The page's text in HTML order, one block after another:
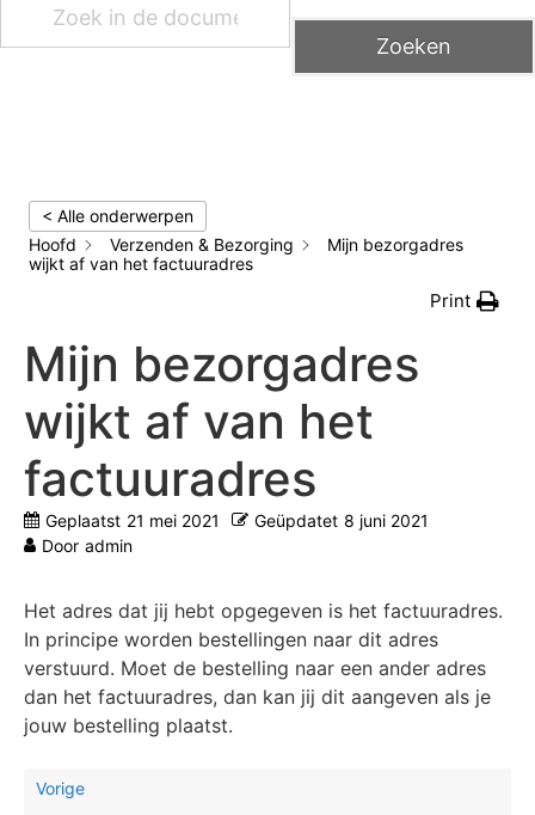
Zoeken
< Alle onderwerpen
Hoofd
Verzenden & Bezorging
Mijn bezorgadres
wijkt af van het factuuradres
Print
Mijn bezorgadres
wijkt af van het
factuuradres
Geplaatst 21 mei 2021 Geüpdatet 8 juni 2021
Door admin
Het adres dat jij hebt opgegeven is het factuuradres.
In principe worden bestellingen naar dit adres
verstuurd. Moet de bestelling naar een ander adres
dan het factuuradres, dan kan jij dit aangeven als je
jouw bestelling plaatst.
Vorige